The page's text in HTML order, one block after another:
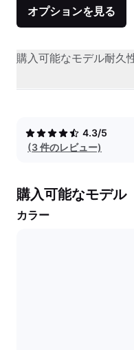
オプションを見る
購入可能なモデル耐久
4.3/5
(3 件のレビュー)
購入可能なモデル
カラー